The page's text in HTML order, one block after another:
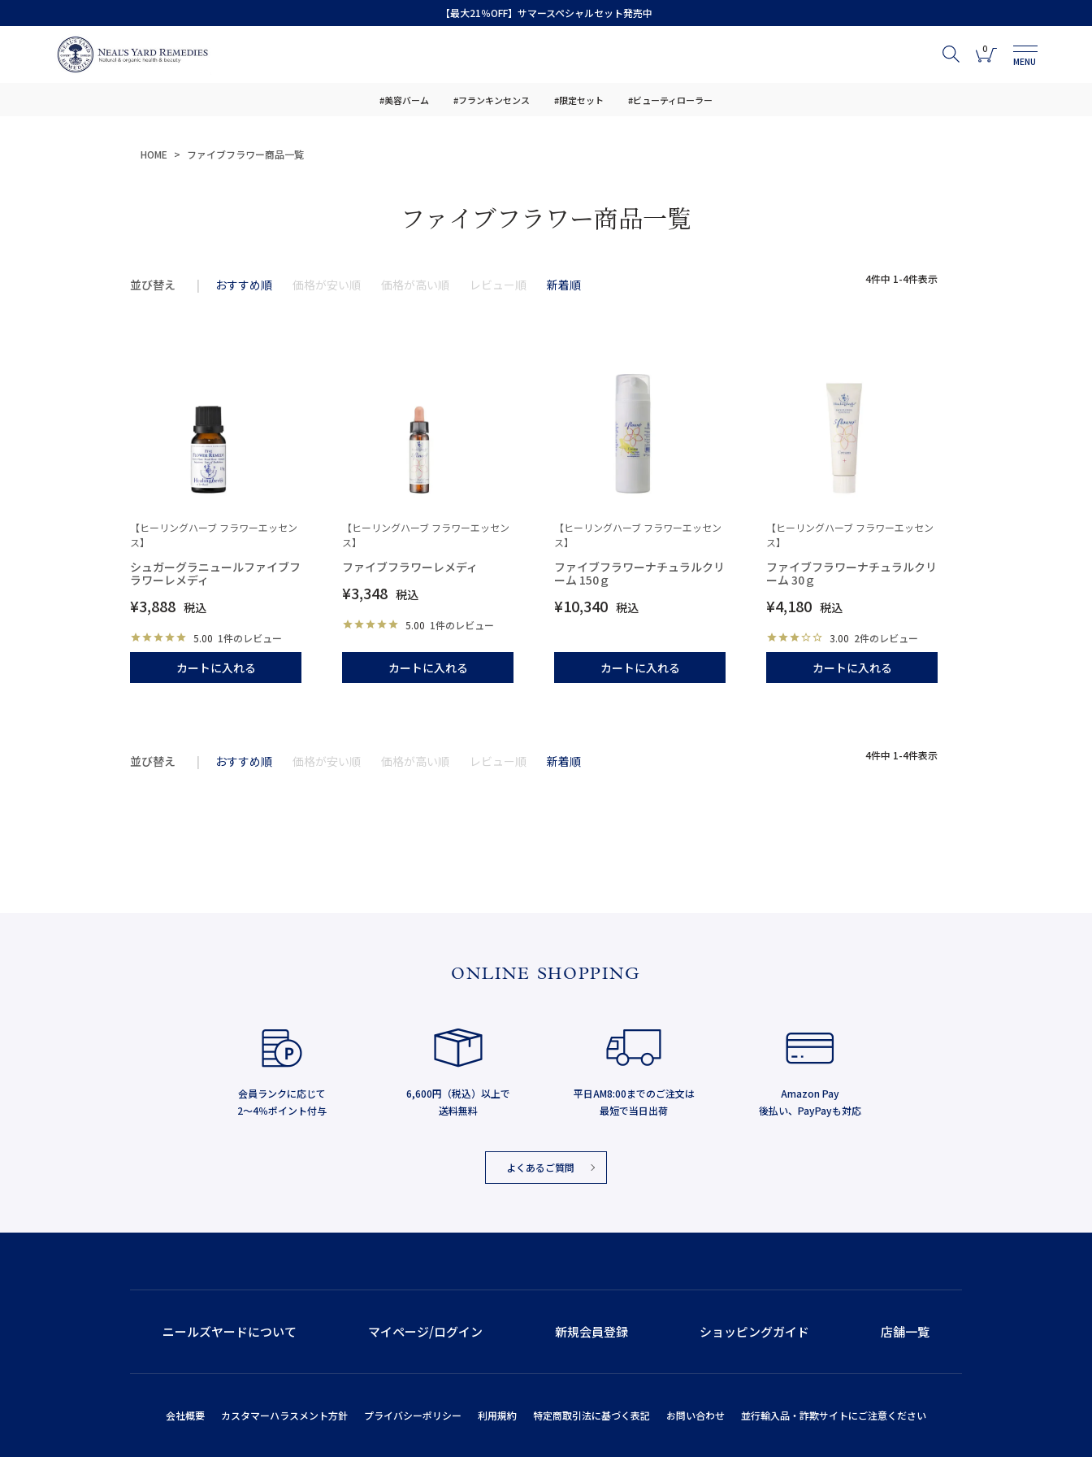
【最大21％OFF】サマースペシャルセット発売中
0
MENU
#美容バーム #フランキンセンス #限定セット #ビューティローラー
HOME ファイブフラワー商品一覧
ファイブフラワー商品一覧
並び替え おすすめ順 価格が安い順 価格が高い順 レビュー順 新着順 4件中 1-4件表示
【ヒーリングハーブ フラワーエッセン
ス】
シュガーグラニュールファイブフ
ラワーレメディ
¥3,888 税込
5.00 1件のレビュー
カートに入れる
【ヒーリングハーブ フラワーエッセン
ス】
ファイブフラワーレメディ
¥3,348 税込
5.00 1件のレビュー
カートに入れる
【ヒーリングハーブ フラワーエッセン
ス】
ファイブフラワーナチュラルクリ
ーム 150ｇ
¥10,340 税込
カートに入れる
【ヒーリングハーブ フラワーエッセン
ス】
ファイブフラワーナチュラルクリ
ーム 30ｇ
¥4,180 税込
3.00 2件のレビュー
カートに入れる
並び替え おすすめ順 価格が安い順 価格が高い順 レビュー順 新着順 4件中 1-4件表示
ONLINE SHOPPING
会員ランクに応じて
2～4％ポイント付与
6,600円（税込）以上で
送料無料
平日AM8:00までのご注文は
最短で当日出荷
Amazon Pay
後払い、PayPayも対応
よくあるご質問
ニールズヤードについて マイページ/ログイン 新規会員登録 ショッピングガイド 店舗一覧
会社概要 カスタマーハラスメント方針 プライバシーポリシー 利用規約 特定商取引法に基づく表記 お問い合わせ 並行輸入品・詐欺サイトにご注意ください